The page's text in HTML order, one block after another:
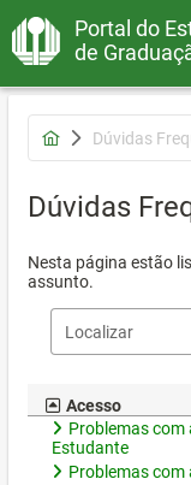
Portal do
de
Dúvidas
Dúvidas
Nesta página estão
assunto.
Acesso
Problemas com
Estudante
Problemas com